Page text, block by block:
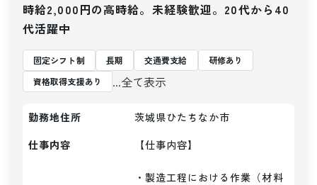
時給2,000円の高時給。未経験歓迎。20代から40
代活躍中
固定シフト制 長期 交通費支給
研修あり
資格取得支援あり
...全て表示
勤務地住所
茨城県ひたちなか市
仕事内容
【仕事内容】
・製造工程における作業（材料